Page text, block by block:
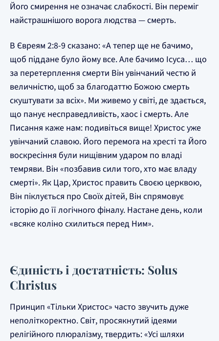
Його смирення не означає слабкості. Він переміг
найстрашнішого ворога людства — смерть.
В Євреям 2:8-9 сказано: «А тепер ще не бачимо,
щоб піддане було йому все. Але бачимо Ісуса… що
за перетерплення смерти Він увінчаний честю й
величністю, щоб за благодаттю Божою смерть
скуштувати за всіх». Ми живемо у світі, де здається,
що панує несправедливість, хаос і смерть. Але
Писання каже нам: подивіться вище! Христос уже
увінчаний славою. Його перемога на хресті та Його
воскресіння були нищівним ударом по владі
темряви. Він «позбавив сили того, хто має владу
смерті». Як Цар, Христос править Своєю церквою,
Він піклується про Своїх дітей, Він спрямовує
історію до її логічного фіналу. Настане день, коли
«всяке коліно схилиться перед Ним».
Єдиність і достатність: Solus
Christus
Принцип «Тільки Христос» часто звучить дуже
неполіткоректно. Світ, просякнутий ідеями
релігійного плюралізму, твердить: «Усі шляхи